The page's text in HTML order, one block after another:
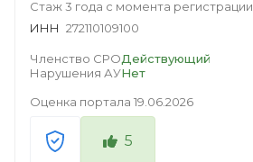
Стаж 3 года с момента регистрации
ИНН 272110109100
Членство СРОДействующий
Нарушения АУНет
Оценка портала 19.06.2026
5